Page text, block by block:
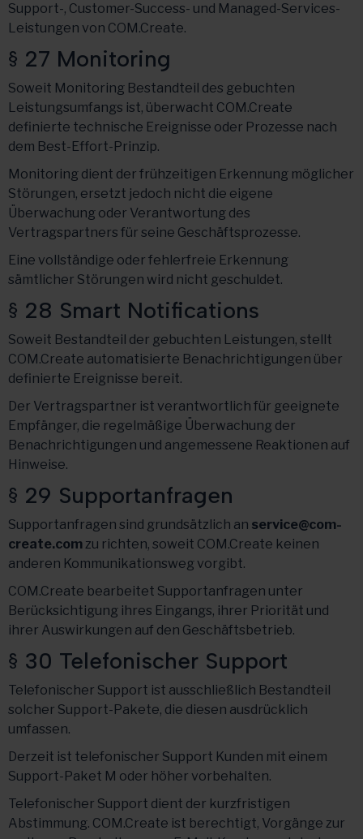
Support-, Customer-Success- und Managed-Services-
Leistungen von COM.Create.
§ 27 Monitoring
Soweit Monitoring Bestandteil des gebuchten
Leistungsumfangs ist, überwacht COM.Create
definierte technische Ereignisse oder Prozesse nach
dem Best-Effort-Prinzip.
Monitoring dient der frühzeitigen Erkennung möglicher
Störungen, ersetzt jedoch nicht die eigene
Überwachung oder Verantwortung des
Vertragspartners für seine Geschäftsprozesse.
Eine vollständige oder fehlerfreie Erkennung
sämtlicher Störungen wird nicht geschuldet.
§ 28 Smart Notifications
Soweit Bestandteil der gebuchten Leistungen, stellt
COM.Create automatisierte Benachrichtigungen über
definierte Ereignisse bereit.
Der Vertragspartner ist verantwortlich für geeignete
Empfänger, die regelmäßige Überwachung der
Benachrichtigungen und angemessene Reaktionen auf
Hinweise.
§ 29 Supportanfragen
Supportanfragen sind grundsätzlich an service@com-
create.comzu richten, soweit COM.Create keinen
anderen Kommunikationsweg vorgibt.
COM.Create bearbeitet Supportanfragen unter
Berücksichtigung ihres Eingangs, ihrer Priorität und
ihrer Auswirkungen auf den Geschäftsbetrieb.
§ 30 Telefonischer Support
Telefonischer Support ist ausschließlich Bestandteil
solcher Support-Pakete, die diesen ausdrücklich
umfassen.
Derzeit ist telefonischer Support Kunden mit einem
Support-Paket M oder höher vorbehalten.
Telefonischer Support dient der kurzfristigen
Abstimmung. COM.Create ist berechtigt, Vorgänge zur